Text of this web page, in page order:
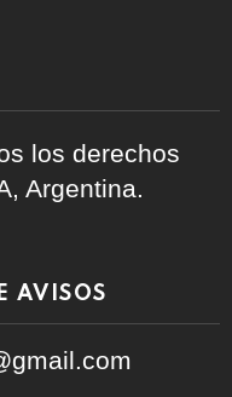
los derechos
Argentina.
AVISOS